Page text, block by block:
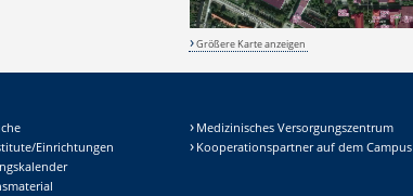
Größere Karte anzeigen
Einrichtungen
Medizinisches Versorgungszentrum
Kooperationspartner auf dem Campus